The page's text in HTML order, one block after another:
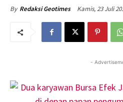
By Redaksi Geotimes Kamis, 23 Juli
-